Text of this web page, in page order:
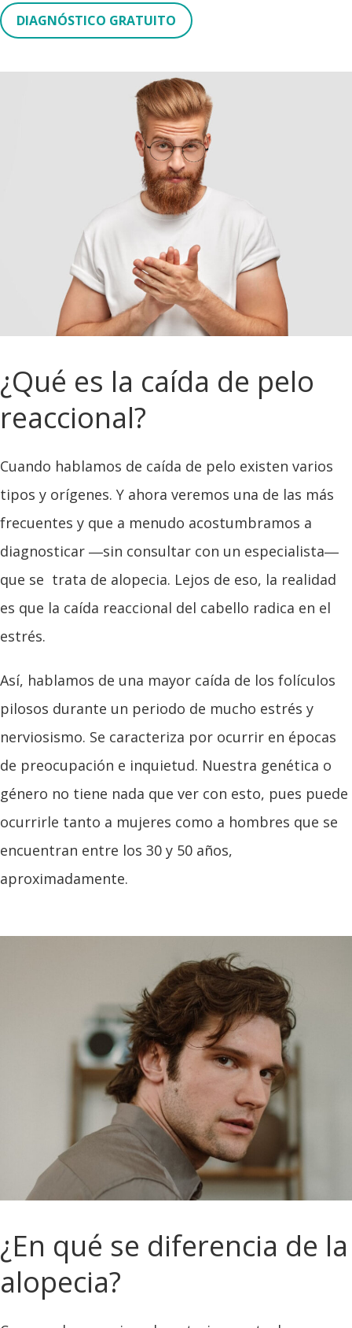
DIAGNÓSTICO GRATUITO
¿Qué es la caída de pelo
reaccional?
Cuando hablamos de caída de pelo existen varios
tipos y orígenes. Y ahora veremos una de las más
frecuentes y que a menudo acostumbramos a
diagnosticar ―sin consultar con un especialista―
que se trata de alopecia. Lejos de eso, la realidad
es que la caída reaccional del cabello radica en el
estrés.
Así, hablamos de una mayor caída de los folículos
pilosos durante un periodo de mucho estrés y
nerviosismo. Se caracteriza por ocurrir en épocas
de preocupación e inquietud. Nuestra genética o
género no tiene nada que ver con esto, pues puede
ocurrirle tanto a mujeres como a hombres que se
encuentran entre los 30 y 50 años,
aproximadamente.
¿En qué se diferencia de la
alopecia?